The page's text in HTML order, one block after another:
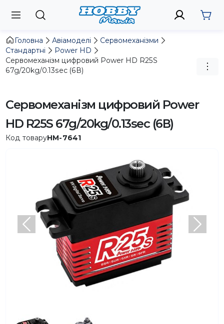
Головна Авіамоделі
Сервомеханізми
Стандартні
Power HD
Сервомеханізм цифровий Power HD R25S
67g/20kg/0.13sec (6В)
Сервомеханізм цифровий Power
HD R25S 67g/20kg/0.13sec (6В)
Код товаруHM-7641
Попередній